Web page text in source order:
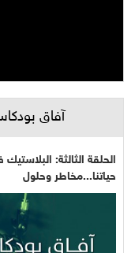
آفاق
الحلقة الثالثة:
حياتنا...مخاطر وحلول